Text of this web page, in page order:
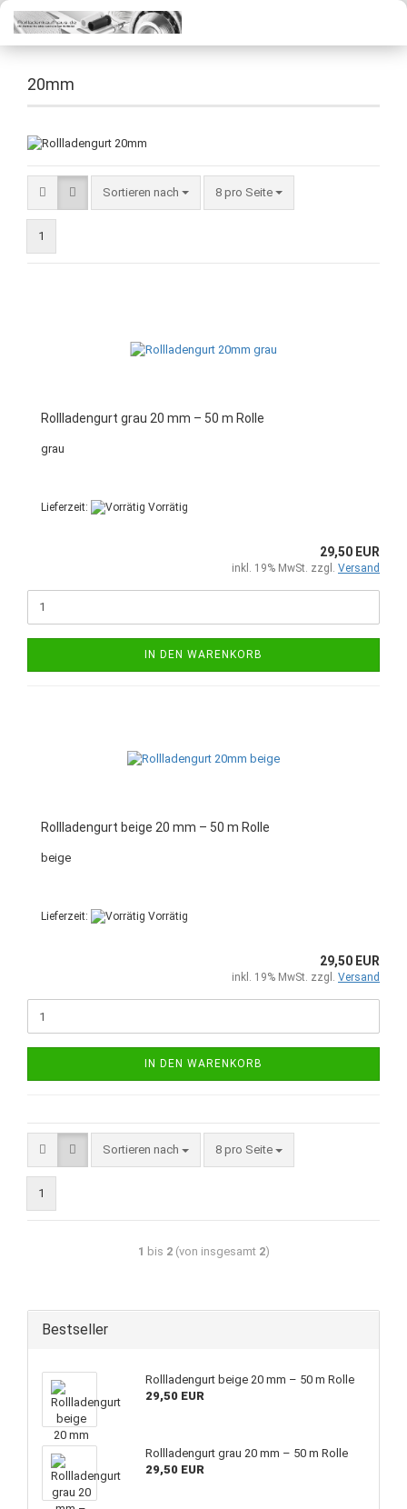
20mm
Sortieren nach 8 pro Seite
1
Rollladengurt grau 20 mm – 50 m Rolle
grau
Lieferzeit: Vorrätig
29,50 EUR
inkl. 19% MwSt. zzgl. Versand
IN DEN WARENKORB
Rollladengurt beige 20 mm – 50 m Rolle
beige
Lieferzeit: Vorrätig
29,50 EUR
inkl. 19% MwSt. zzgl. Versand
IN DEN WARENKORB
Sortieren nach 8 pro Seite
1
1 bis 2(von insgesamt 2)
Bestseller
Rollladengurt beige 20 mm – 50 m Rolle
29,50 EUR
Rollladengurt grau 20 mm – 50 m Rolle
29,50 EUR